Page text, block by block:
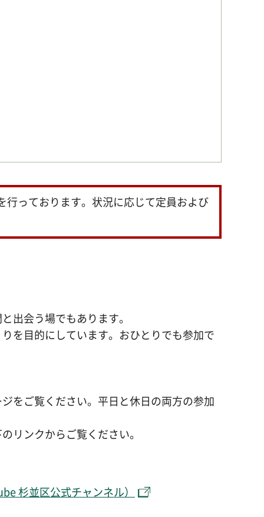
っております。状況に応じて定員および
出会う場でもあります。
を目的にしています。おひとりでも参加で
をご覧ください。平日と休日の両方の参加
リンクからご覧ください。
杉並区公式チャンネル）